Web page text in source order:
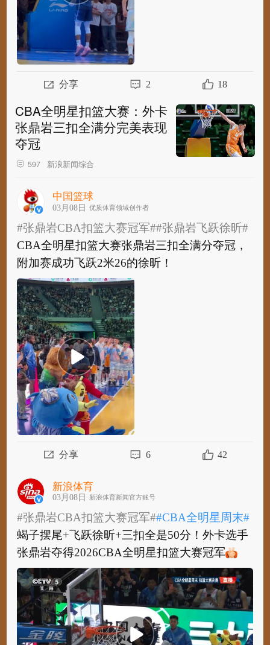
分享 2 18
CBA全明星扣篮大赛：外卡
张鼎岩三扣全满分完美表现
夺冠
597 新浪新闻综合
中国篮球
03月08日 优质体育领域创作者
#张鼎岩CBA扣篮大赛冠军##张鼎岩飞跃徐昕#
CBA全明星扣篮大赛张鼎岩三扣全满分夺冠，
附加赛成功飞跃2米26的徐昕！ ​​​​ ​
#张鼎岩CBA扣篮大赛冠军#
CBA全明星扣篮大赛张鼎岩三扣全满分夺冠，
分享 6 42
新浪体育
03月08日 新浪体育新闻官方账号
#张鼎岩CBA扣篮大赛冠军##CBA全明星周末#
蝎子摆尾+飞跃徐昕+三扣全是50分！外卡选手
张鼎岩夺得2026CBA全明星扣篮大赛冠军
#张鼎岩CBA扣篮大赛冠军##CBA全明星周末#
蝎子摆尾+飞跃徐昕+三扣全是50分！外卡选手
张鼎岩夺得2026CBA全明星扣篮大赛冠军
​